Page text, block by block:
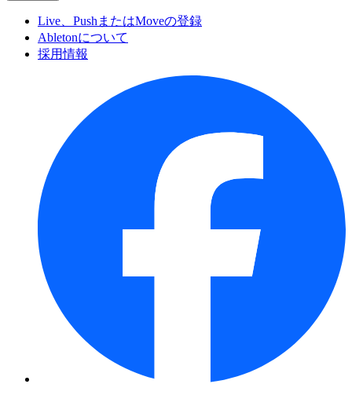
Live、PushまたはMoveの登録
Abletonについて
採用情報